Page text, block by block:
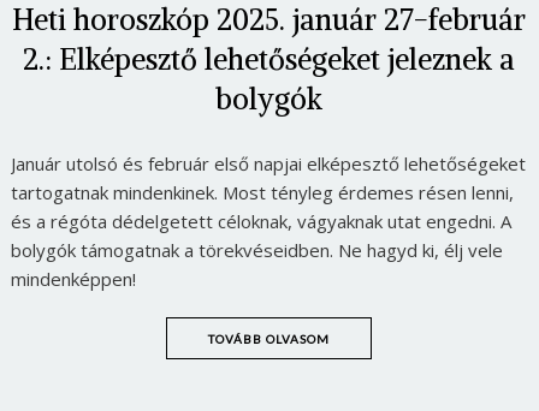
Heti horoszkóp 2025. január 27-február
2.: Elképesztő lehetőségeket jeleznek a
bolygók
Január utolsó és február első napjai elképesztő lehetőségeket
tartogatnak mindenkinek. Most tényleg érdemes résen lenni,
és a régóta dédelgetett céloknak, vágyaknak utat engedni. A
bolygók támogatnak a törekvéseidben. Ne hagyd ki, élj vele
mindenképpen!
TOVÁBB OLVASOM